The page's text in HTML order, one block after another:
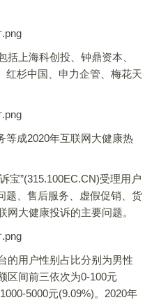
上海科创投、钟鼎资本、
红杉中国、申力企管、梅花天
成2020年互联网大健康热
”(315.100EC.CN)受理用户
题、售后服务、虚假促销、货
网大健康投诉的主要问题。
用户性别占比分别为男性
区间前三依次为0-100元
5000元(9.09%)。2020年